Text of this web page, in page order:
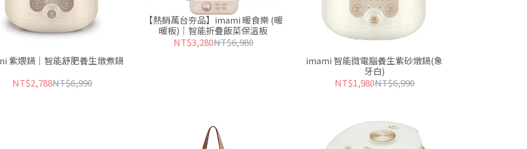
紫煨鍋｜智能舒肥養生燉煮鍋
NT$2,788NT$6,990
【熱銷萬台夯品】imami 暖食樂 (暖
暖板)｜智能折疊飯菜保溫板
NT$3,280NT$6,980
imami 智能微電腦養生紫砂燉鍋(象
牙白)
NT$1,980NT$6,990